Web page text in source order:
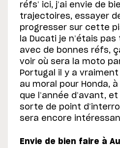
réfs’ ici, j’ai envie de
trajectoires, essayer
progresser sur cette
la Ducati je n’étais
avec de bonnes réfs,
voir où sera la moto
Portugal il y a
au moral pour Honda,
que l’année d’avant,
sorte de point
sera encore
Envie de bien faire à